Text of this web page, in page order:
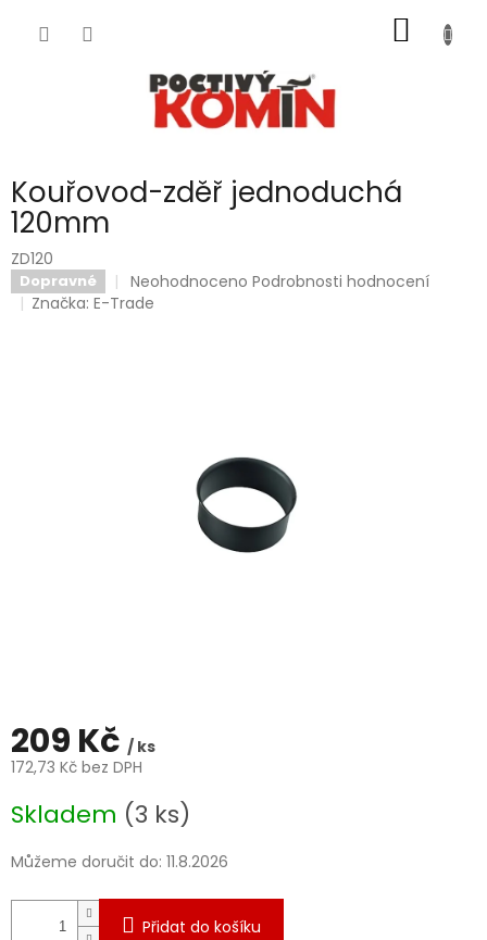
KOŠÍK
Kouřovod-zděř jednoduchá
120mm
ZD120
Dopravné
Průměrné
hodnocení
Neohodnoceno Podrobnosti hodnocení
Značka:E-Trade
209 Kč / ks
172,73 Kč bez DPH
cena:
Skladem (3 ks)
Můžeme doručit do: 11.8.2026
Přidat do košíku